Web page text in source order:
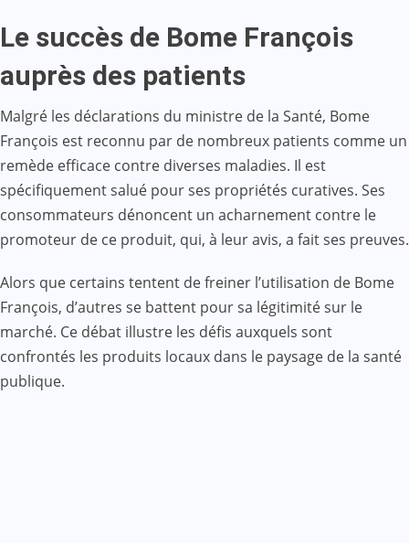
Le succès de Bome François
auprès des patients
Malgré les déclarations du ministre de la Santé, Bome
François est reconnu par de nombreux patients comme un
remède efficace contre diverses maladies. Il est
spécifiquement salué pour ses propriétés curatives. Ses
consommateurs dénoncent un acharnement contre le
promoteur de ce produit, qui, à leur avis, a fait ses preuves.
Alors que certains tentent de freiner l’utilisation de Bome
François, d’autres se battent pour sa légitimité sur le
marché. Ce débat illustre les défis auxquels sont
confrontés les produits locaux dans le paysage de la santé
publique.